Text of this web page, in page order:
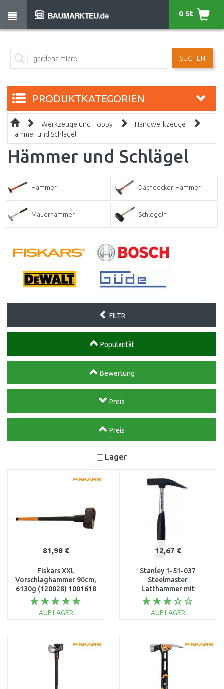
SUCHEN
0 St
PRODUKTKATEGORIEN
Werkzeuge und Hobby
Handwerkzeuge
Hämmer und Schlägel
Hämmer und Schlägel
Hämmer Dachdecker-Hämmer
Mauerhämmer Schlegeln
FILTR
Popularität
Bewertung
Preis
Preis
Lager
81,98 €
Fiskars XXL
Vorschlaghammer 90cm,
6130g (120028) 1001618
AUF LAGER
Vergleichen
12,67 €
Stanley 1-51-037
Steelmaster
Latthammer mit
magnetischem
Nagelhalter 600g
AUF LAGER
Vergleichen